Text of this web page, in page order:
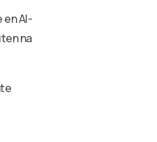
AI-
na